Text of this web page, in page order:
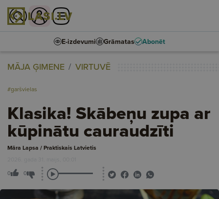
E-izdevumi Grāmatas Abonēt
MĀJA ĢIMENE VIRTUVĒ
#garšvielas
Klasika! Skābeņu zupa ar
kūpinātu cauraudzīti
Māra Lapsa / Praktiskais Latvietis
2026. gada 31. maijs, 00:01
0 0